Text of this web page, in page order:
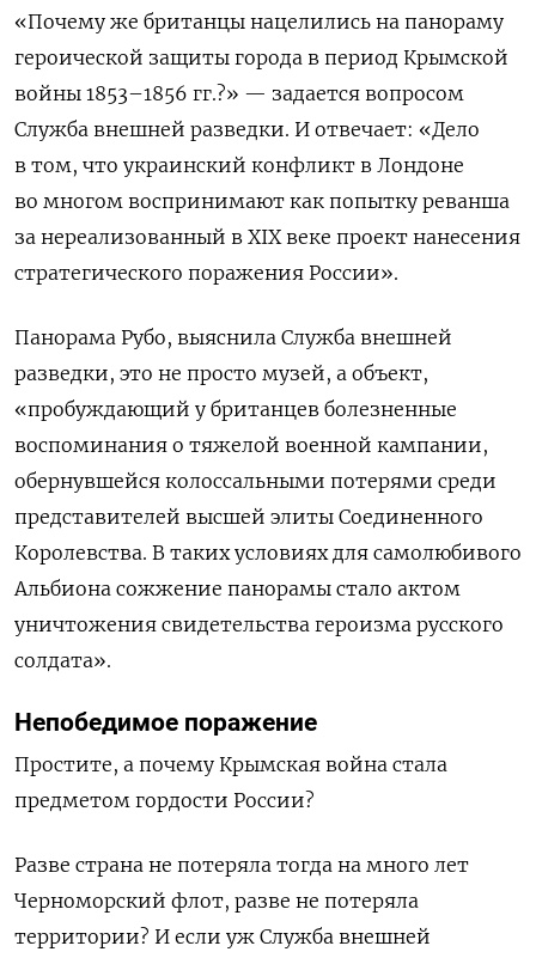
«Почему же британцы нацелились на панораму
героической защиты города в период Крымской
войны 1853–1856 гг.?» — задается вопросом
Служба внешней разведки. И отвечает: «Дело
в том, что украинский конфликт в Лондоне
во многом воспринимают как попытку реванша
за нереализованный в XIX веке проект нанесения
стратегического поражения России».
Панорама Рубо, выяснила Служба внешней
разведки, это не просто музей, а объект,
«пробуждающий у британцев болезненные
воспоминания о тяжелой военной кампании,
обернувшейся колоссальными потерями среди
представителей высшей элиты Соединенного
Королевства. В таких условиях для самолюбивого
Альбиона сожжение панорамы стало актом
уничтожения свидетельства героизма русского
солдата».
Непобедимое поражение
Простите, а почему Крымская война стала
предметом гордости России?
Разве страна не потеряла тогда на много лет
Черноморский флот, разве не потеряла
территории? И если уж Служба внешней